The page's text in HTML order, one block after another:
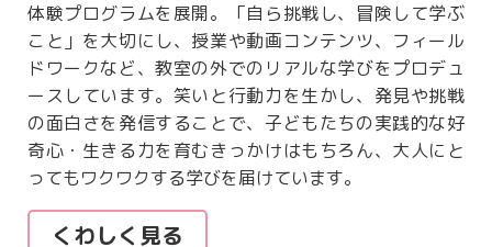
体験プログラムを展開。「自ら挑戦し、冒険して学ぶ
こと」を大切にし、授業や動画コンテンツ、フィール
ドワークなど、教室の外でのリアルな学びをプロデュ
ースしています。笑いと行動力を生かし、発見や挑戦
の面白さを発信することで、子どもたちの実践的な好
奇心・生きる力を育むきっかけはもちろん、大人にと
ってもワクワクする学びを届けています。
くわしく見る